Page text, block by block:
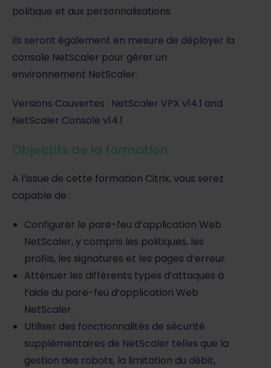
politique et aux personnalisations.
Ils seront également en mesure de déployer la
console NetScaler pour gérer un
environnement NetScaler.
Versions Couvertes : NetScaler VPX v14.1 and
NetScaler Console v14.1
Objectifs de la formation
A l’issue de cette formation Citrix, vous serez
capable de :
Configurer le pare-feu d’application Web
NetScaler, y compris les politiques, les
profils, les signatures et les pages d’erreur.
Atténuer les différents types d’attaques à
l’aide du pare-feu d’application Web
NetScaler.
Utiliser des fonctionnalités de sécurité
supplémentaires de NetScaler telles que la
gestion des robots, la limitation du débit,